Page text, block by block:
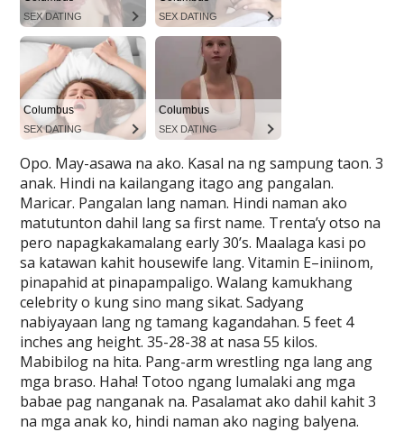
Opo. May-asawa na ako. Kasal na ng sampung taon. 3
anak. Hindi na kailangang itago ang pangalan.
Maricar. Pangalan lang naman. Hindi naman ako
matutunton dahil lang sa first name. Trenta’y otso na
pero napagkakamalang early 30’s. Maalaga kasi po
sa katawan kahit housewife lang. Vitamin E–iniinom,
pinapahid at pinapampaligo. Walang kamukhang
celebrity o kung sino mang sikat. Sadyang
nabiyayaan lang ng tamang kagandahan. 5 feet 4
inches ang height. 35-28-38 at nasa 55 kilos.
Mabibilog na hita. Pang-arm wrestling nga lang ang
mga braso. Haha! Totoo ngang lumalaki ang mga
babae pag nanganak na. Pasalamat ako dahil kahit 3
na mga anak ko, hindi naman ako naging balyena.